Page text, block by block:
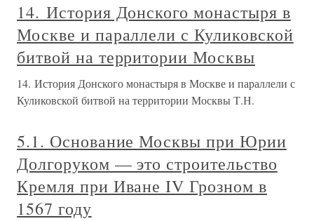
14. История Донского монастыря в
Москве и параллели с Куликовской
битвой на территории Москвы
14. История Донского монастыря в Москве и параллели с
Куликовской битвой на территории Москвы Т.Н.
5.1. Основание Москвы при Юрии
Долгоруком — это строительство
Кремля при Иване IV Грозном в
1567 году